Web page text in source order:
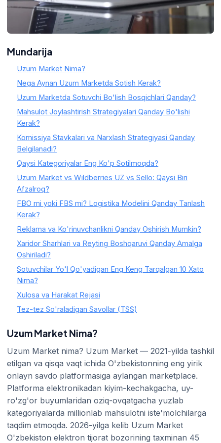
Mundarija
Uzum Market Nima?
Nega Aynan Uzum Marketda Sotish Kerak?
Uzum Marketda Sotuvchi Bo'lish Bosqichlari Qanday?
Mahsulot Joylashtirish Strategiyalari Qanday Bo'lishi
Kerak?
Komissiya Stavkalari va Narxlash Strategiyasi Qanday
Belgilanadi?
Qaysi Kategoriyalar Eng Ko'p Sotilmoqda?
Uzum Market vs Wildberries UZ vs Sello: Qaysi Biri
Afzalroq?
FBO mi yoki FBS mi? Logistika Modelini Qanday Tanlash
Kerak?
Reklama va Ko'rinuvchanlikni Qanday Oshirish Mumkin?
Xaridor Sharhlari va Reyting Boshqaruvi Qanday Amalga
Oshiriladi?
Sotuvchilar Yo'l Qo'yadigan Eng Keng Tarqalgan 10 Xato
Nima?
Xulosa va Harakat Rejasi
Tez-tez So'raladigan Savollar (TSS)
Uzum Market Nima?
Uzum Market nima? Uzum Market — 2021-yilda tashkil
etilgan va qisqa vaqt ichida O'zbekistonning eng yirik
onlayn savdo platformasiga aylangan marketplace.
Platforma elektronikadan kiyim-kechakgacha, uy-
ro'zg'or buyumlaridan oziq-ovqatgacha yuzlab
kategoriyalarda millionlab mahsulotni iste'molchilarga
taqdim etmoqda. 2026-yilga kelib Uzum Market
O'zbekiston elektron tijorat bozorining taxminan 45